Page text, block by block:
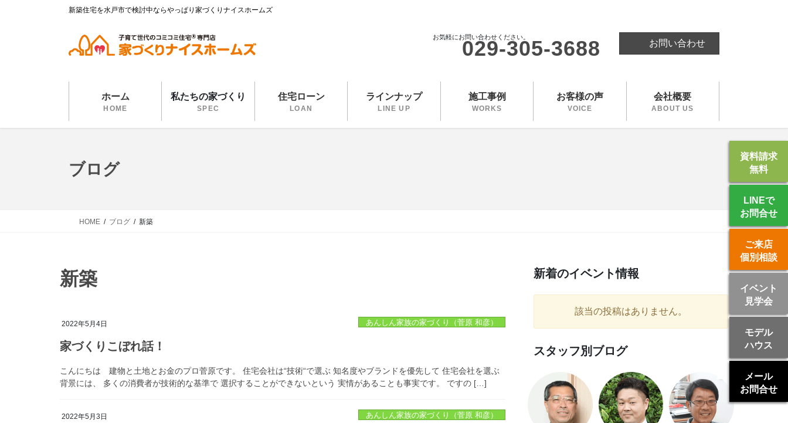
新築住宅を水戸市で検討中ならやっぱり家づくりナイスホームズ
お気軽にお問い合わせください。
029-305-3688 お問い合わせ
ホーム
HOME
私たちの家づくり
SPEC
住宅ローン
LOAN
ラインナップ
LINE UP
施工事例
WORKS
お客様の声
VOICE
会社概要
ABOUT US
ブログ
HOME ブログ 新築
新築
2022年5月4日 あんしん家族の家づくり（菅原 和彦）
家づくりこぼれ話！
こんにちは 建物と土地とお金のプロ菅原です。 住宅会社は“技術“で選ぶ 知名度やブランドを優先して 住宅会社を選ぶ
背景には、 多くの消費者が技術的な基準で 選択することができないという 実情があることも事実です。 ですの […]
2022年5月3日 あんしん家族の家づくり（菅原 和彦）
新着のイベント情報
該当の投稿はありません。
スタッフ別ブログ
資料請求
無料
LINEで
お問合せ
ご来店
個別相談
イベント
見学会
モデル
ハウス
メール
お問合せ